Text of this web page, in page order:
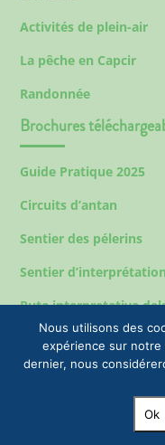
Activités de plein-air
La pêche en Capcir
Randonnée
Brochures
Guide Pratique 2025
Circuits d’antan
Sentier des pélerins
Sentier
Ruta interpretativa
© 2023 EPIC
Nous utilisons des
expérience sur notre
dernier, nous
Ok